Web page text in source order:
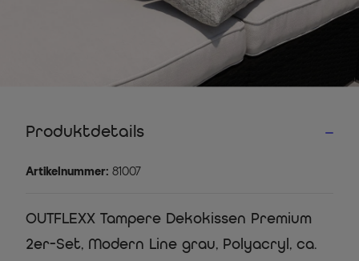
Produktdetails
Artikelnummer: 81007
OUTFLEXX Tampere Dekokissen Premium
2er-Set, Modern Line grau, Polyacryl, ca.